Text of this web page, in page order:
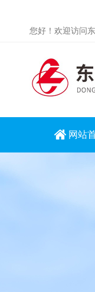
您好！欢迎访问
网站